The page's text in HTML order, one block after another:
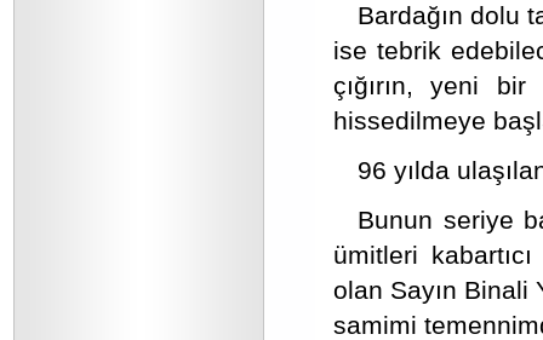
Bardağın dolu
ise tebrik
çığırın, yeni
hissedilmeye
96 yılda
Bunun seriye
ümitleri
olan Sayın Binali
samimi